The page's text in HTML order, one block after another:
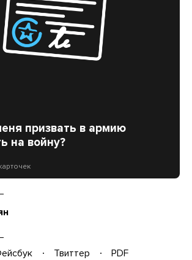
призвать в армию
на войну?
Твиттер
PDF